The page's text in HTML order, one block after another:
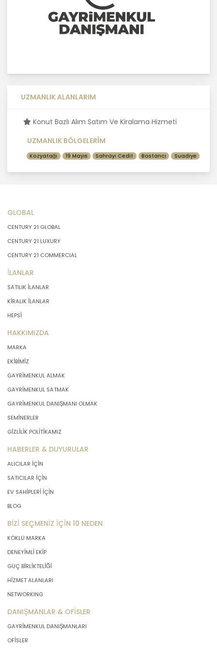
MASTERTURK FRANCHİSİNG
GAYRİMENKUL SATIŞ VE PAZARLAMA
A.Ş..; kişisel verilerin işlenmesi
faaliyetleri kapsamında hukuka ve
alınacakve kişisel verileri işleme
Gerektiğinde Güncel Olmasını
MASTERTURK FRANCHİSİNG
GAYRİMENKUL SATIŞ VE PAZARLAMA
A.Ş. kişisel veri sahiplerinin temel
kişisel verilerin doğru ve güncel
olmasını sağlamakla ve bu
için gerekli sistemleri kurmakla
yükümlüdür.
3. Belirli, Açık ve Meşru Amaçlarla
İşleme
GAYRİMENKUL SATIŞ VE PAZARLAMA
işleneceğini belirlemekle ve bu
amaçları kişisel veriler işlenmeden
önce veri sahiplerinin bilgisine
sunmakla yükümlüdür. Kişisel veriler
belirtilen meşru ve hukuka uygun
amaçlar dışında işlenmeyecektir..
4. İşlendikleri Amaçla Bağlantılı, Sınırlı
MASTERTURK FRANCHİSİNG
GAYRİMENKUL SATIŞ VE PAZARLAMA
A.Ş. kişisel verileri belirlenen
amaçların gerçekleştirilmesine
amacın gerçekleştirilmesi ile ilgili
olmayan veya ihtiyaç duyulmayan
kişisel verilerin işlenmesinden
kaçınacaktır.
5. İlgili Mevzuatta Öngörülen veya
Süre Kadar Muhafaza Etme
MASTERTURK FRANCHİSİNG
GAYRİMENKUL SATIŞ VE PAZARLAMA
UZMANLIK ALANLARIM
Konut Bazlı Alım Satım Ve Kiralama Hizmeti
UZMANLIK BÖLGELERİM
Kozyatağı 19 Mayıs Sahrayı Cedit Bostancı Suadiye
GLOBAL
CENTURY 21 GLOBAL
CENTURY 21 LUXURY
CENTURY 21 COMMERCIAL
İLANLAR
SATILIK İLANLAR
KİRALIK İLANLAR
HEPSİ
HAKKIMIZDA
MARKA
EKİBİMİZ
GAYRİMENKUL ALMAK
GAYRİMENKUL SATMAK
GAYRİMENKUL DANIŞMANI OLMAK
SEMİNERLER
GİZLİLİK POLİTİKAMIZ
HABERLER & DUYURULAR
ALICILAR İÇİN
SATICILAR İÇİN
EV SAHİPLERİ İÇİN
BLOG
BİZİ SEÇMENİZ İÇİN 10 NEDEN
KÖKLÜ MARKA
DENEYİMLİ EKİP
GÜÇ BİRLİKTELİĞİ
HİZMET ALANLARI
NETWORKING
DANIŞMANLAR & OFİSLER
GAYRİMENKUL DANIŞMANLARI
OFİSLER